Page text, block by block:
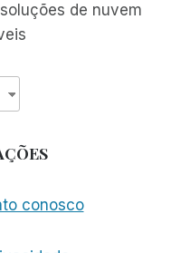
de nuvem
conosco